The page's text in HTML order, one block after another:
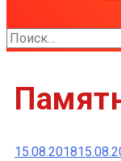
Найти:
15.08.2018